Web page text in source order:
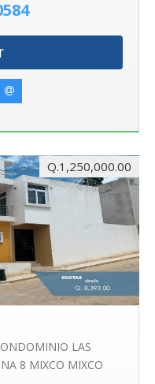
Q.1,250,000.00
LAS
8 MIXCO MIXCO